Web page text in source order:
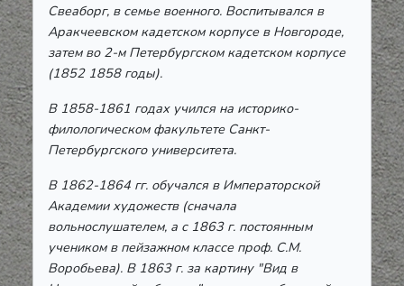
Свеаборг, в семье военного. Воспитывался в
Аракчеевском кадетском корпусе в Новгороде,
затем во 2-м Петербургском кадетском корпусе
(1852 1858 годы).
В 1858-1861 годах учился на историко-
филологическом факультете Санкт-
Петербургского университета.
В 1862-1864 гг. обучался в Императорской
Академии художеств (сначала
вольнослушателем, а с 1863 г. постоянным
учеником в пейзажном классе проф. С.М.
Воробьева). В 1863 г. за картину "Вид в